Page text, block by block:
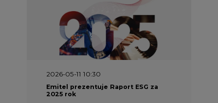
2026-05-11 10:30
Emitel prezentuje Raport ESG za
2025 rok